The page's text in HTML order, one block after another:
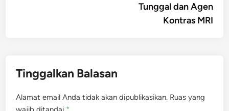
Tunggal dan Agen
Kontras MRI
Tinggalkan Balasan
Alamat email Anda tidak akan dipublikasikan. Ruas yang